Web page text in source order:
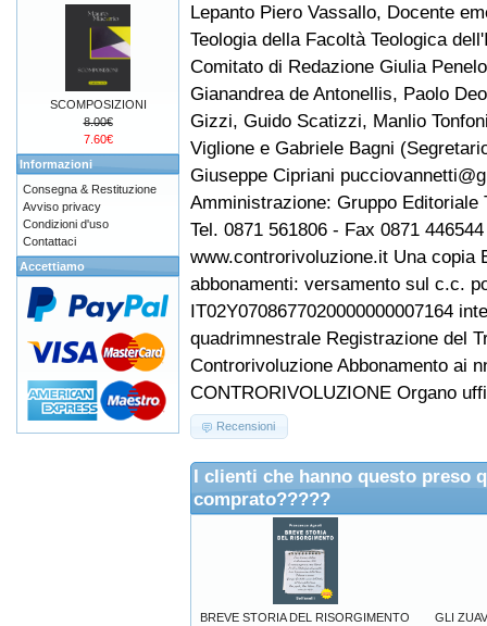
Lepanto Piero Vassallo, Docente
Teologia della Facoltà Teologica
Comitato di Redazione Giulia
Gianandrea de Antonellis, Paolo
Gizzi, Guido Scatizzi, Manlio
Viglione e Gabriele Bagni
Giuseppe Cipriani
Amministrazione: Gruppo Editoriale
Tel. 0871 561806 - Fax 0871
www.controrivoluzione.it Una copia
abbonamenti: versamento sul c.c.
IT02Y0708677020000000007164
quadrimnestrale Registrazione del
Controrivoluzione Abbonamento ai
CONTRORIVOLUZIONE Organo
Recensioni
I clienti che hanno questo preso
comprato?????
BREVE STORIA DEL RISORGIMENTO GLI
SCOMPOSIZIONI
8.00€
7.60€
Informazioni
Consegna & Restituzione
Avviso privacy
Condizioni d'uso
Contattaci
Accettiamo